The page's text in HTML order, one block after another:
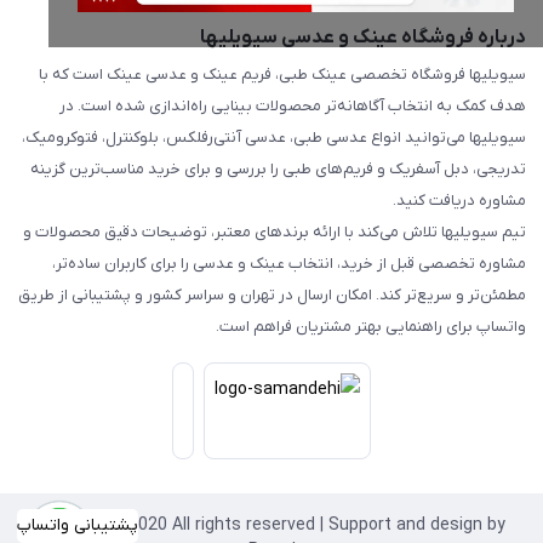
درباره فروشگاه عینک و عدسی سیویلیها
سیویلیها فروشگاه تخصصی عینک طبی، فریم عینک و عدسی عینک است که با
هدف کمک به انتخاب آگاهانه‌تر محصولات بینایی راه‌اندازی شده است. در
سیویلیها می‌توانید انواع عدسی طبی، عدسی آنتی‌رفلکس، بلوکنترل، فتوکرومیک،
تدریجی، دبل آسفریک و فریم‌های طبی را بررسی و برای خرید مناسب‌ترین گزینه
مشاوره دریافت کنید.
تیم سیویلیها تلاش می‌کند با ارائه برندهای معتبر، توضیحات دقیق محصولات و
مشاوره تخصصی قبل از خرید، انتخاب عینک و عدسی را برای کاربران ساده‌تر،
مطمئن‌تر و سریع‌تر کند. امکان ارسال در تهران و سراسر کشور و پشتیبانی از طریق
واتساپ برای راهنمایی بهتر مشتریان فراهم است.
پشتیبانی واتساپ
Copyright©2020 All rights reserved | Support and design by